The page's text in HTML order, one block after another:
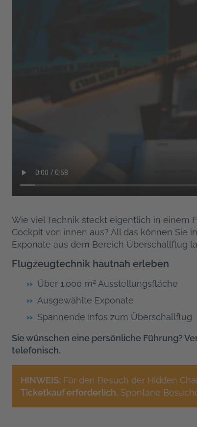
Wie viel Technik steckt eigentlich in einem
Cockpit von innen aus? All das können Sie
Exponate aus dem Bereich Überschallflug
Flugzeugtechnik hautnah erleben
Über 1.000 m2 Ausstellungsfläche
Ausgewählte Exponate
Spannende Infos zum Überschallflug
Sie wünschen eine persönliche Führung?
telefonisch.
HINWEIS: Für den Besuch der Hidden
Ticketkauf erforderlich. Spontane